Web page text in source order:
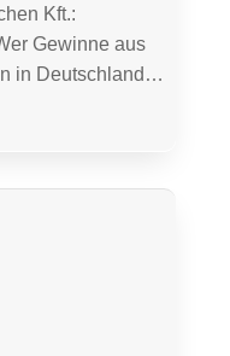
Kft.:
Gewinne aus
in Deutschland…